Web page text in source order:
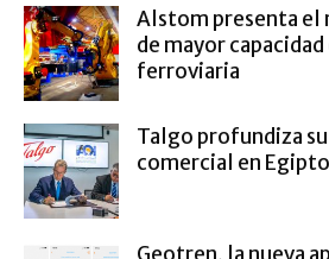
Alstom presenta el
de mayor
ferroviaria
Talgo profundiza
comercial en Egipto